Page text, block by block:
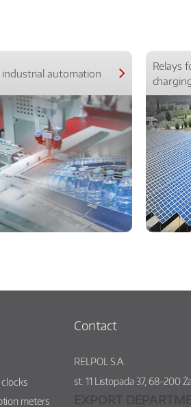
industrial automation
Relays
meters
Contact
RELPOL S.A.
st. 11 Listopada 37,68-200